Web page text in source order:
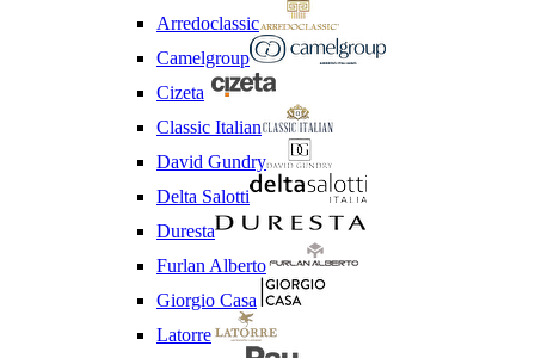
Arredoclassic
Camelgroup
Cizeta
Classic Italian
David Gundry
Delta Salotti
Duresta
Furlan Alberto
Giorgio Casa
Latorre